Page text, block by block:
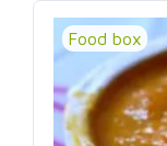
Food box